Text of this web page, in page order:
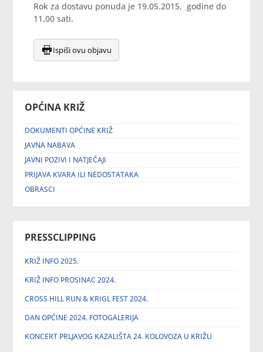
OPĆINA KRIŽ
DOKUMENTI OPĆINE KRIŽ
JAVNA NABAVA
JAVNI POZIVI I NATJEČAJI
PRIJAVA KVARA ILI NEDOSTATAKA
OBRASCI
PRESSCLIPPING
KRIŽ INFO 2025.
KRIŽ INFO PROSINAC 2024.
CROSS HILL RUN & KRIGL FEST 2024.
DAN OPĆINE 2024. FOTOGALERIJA
KONCERT PRLJAVOG KAZALIŠTA 24. KOLOVOZA U KRIŽU
Rok za dostavu ponuda je 19.05.2015. godine do
11,00 sati.
Ispiši ovu objavu